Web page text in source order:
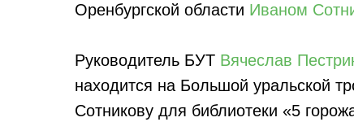
Оренбургской области Иваном
Руководитель БУТ Вячеслав
находится на Большой уральской
Сотникову для библиотеки «5